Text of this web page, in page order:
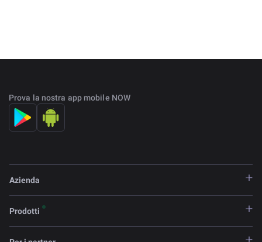
Prova la nostra app mobile NOW
Azienda
Prodotti